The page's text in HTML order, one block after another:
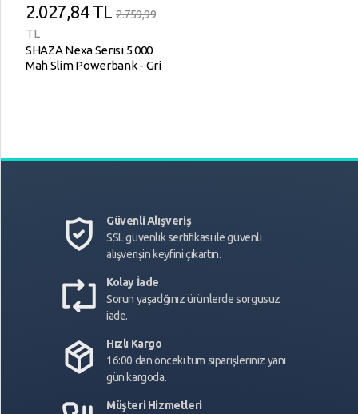
2.027,84TL
2.759,99
TL
SHAZA Nexa Serisi 5.000
Mah Slim Powerbank - Gri
Güvenli Alışveriş
SSL güvenlik sertifikası ile güvenli
alışverişin keyfini çıkartın.
Kolay İade
Sorun yaşadğınız ürünlerde sorgusuz
iade.
Hızlı Kargo
16:00 dan önceki tüm siparişleriniz yanı
gün kargoda.
Müşteri Hizmetleri